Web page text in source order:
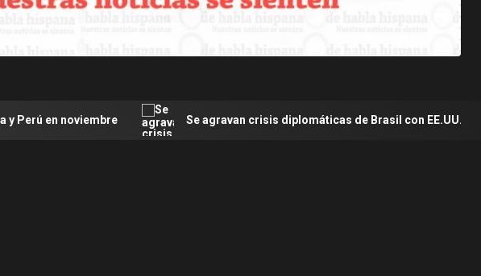
Se agravan crisis diplomáticas de Brasil con EE.UU. y Argentina